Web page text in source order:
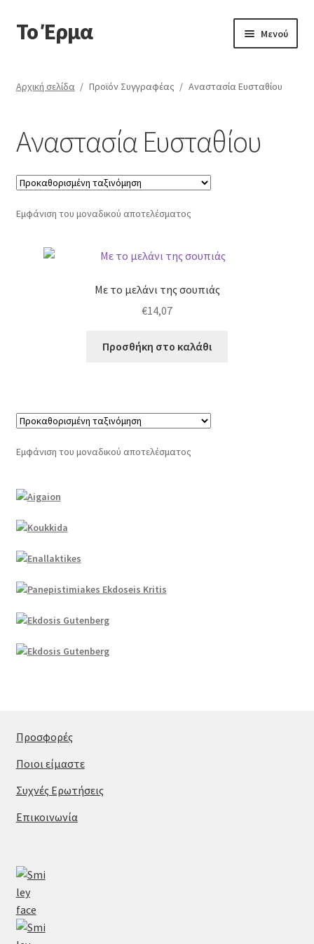
Απευθείας
μετάβαση
Μετάβαση
σε
Το Έρμα Μενού
Κατηγορίες Βιβλίων
Συχνές Ερωτήσεις
Επικοινωνία
Αρχική σελίδα / Προϊόν Συγγραφέας / Αναστασία Ευσταθίου
Αναστασία Ευσταθίου
Εμφάνιση του μοναδικού αποτελέσματος
Με το μελάνι της σουπιάς
€14,07
Προσθήκη στο καλάθι
Εμφάνιση του μοναδικού αποτελέσματος
Προσφορές
Ποιοι είμαστε
Συχνές Ερωτήσεις
Επικοινωνία